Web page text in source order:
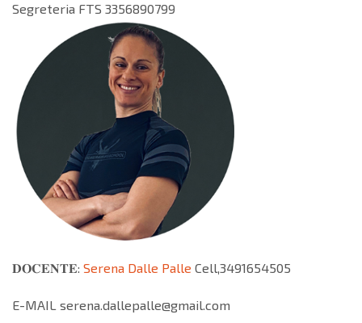
Segreteria FTS 3356890799
𝐃𝐎𝐂𝐄𝐍𝐓𝐄: Serena Dalle Palle Cell,3491654505
E-MAIL serena.dallepalle@gmail.com